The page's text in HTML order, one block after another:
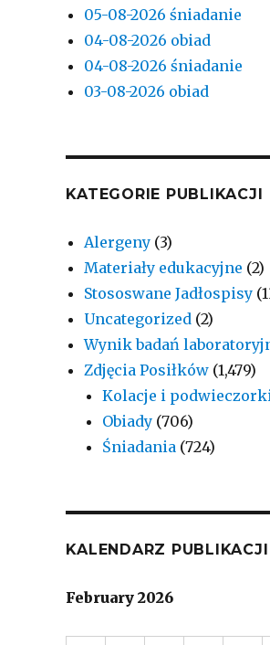
05-08-2026 śniadanie
04-08-2026 obiad
04-08-2026 śniadanie
03-08-2026 obiad
KATEGORIE PUBLIKACJI
Alergeny (3)
Materiały edukacyjne (2)
Stososwane Jadłospisy
Uncategorized (2)
Wynik badań
Zdjęcia Posiłków (1,479)
Kolacje i
Obiady (706)
Śniadania (724)
KALENDARZ PUBLIKACJI
February 2026